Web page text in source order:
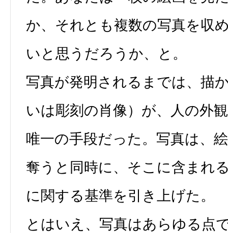
か、それとも複数の写真を収
いと思うだろうか、と。
写真が発明されるまでは、描
いは彫刻の肖像）が、人の外
唯一の手段だった。写真は、
奪うと同時に、そこに含まれ
に関する基準を引き上げた。
とはいえ、写真はあらゆる点